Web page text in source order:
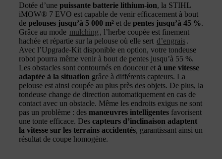
Dotée d’une puissante batterie lithium-ion, la STIHL
iMOW® 7 EVO est capable de venir efficacement à bout
de pelouses jusqu’à 5 000 m² et de pentes jusqu’à 45 %.
Grâce au mode mulching , l’herbe coupée est finement
hachée et répartie sur la pelouse où elle sert d’engrais.
Avec l’Upgrade-Kit disponible en option, votre tondeuse
robot pourra même venir à bout de pentes jusqu’à 55 %.
Les obstacles sont contournés en douceur et à une vitesse
adaptée à la situation grâce à différents capteurs. La
pelouse est ainsi coupée au plus près des objets. De plus, la
tondeuse change de direction automatiquement en cas de
contact avec un obstacle. Même les endroits exigus ne sont
pas un problème : des manœuvres intelligentes favorisent
une tonte efficace. Des capteurs d’inclinaison adaptent
la vitesse sur les terrains accidentés, garantissant ainsi un
résultat de coupe homogène.